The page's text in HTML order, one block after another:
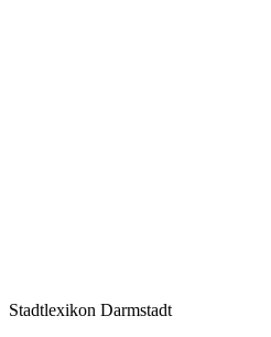
Stadtlexikon Darmstadt